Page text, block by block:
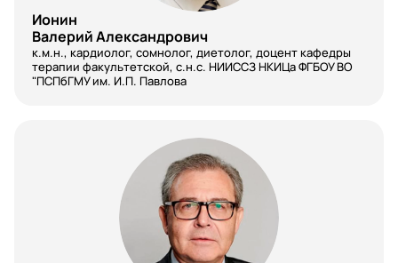
Заведующий аптекой ЛПУ
Заведующий отделения УЗД
Заместитель главного врача
иммунология
Инфекционные болезни
Кардиология
Ионин
Валерий Александрович
к.м.н., кардиолог, сомнолог, диетолог, доцент кафедры
терапии факультетской, с.н.с. НИИССЗ НКИЦа ФГБОУ ВО
"ПСПбГМУ им. И.П. Павлова